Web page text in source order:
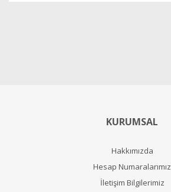
KURUMSAL
Hakkımızda
Hesap Numaralarımız
İletişim Bilgilerimiz